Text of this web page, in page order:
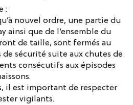
:
nouvel ordre, une partie du
ainsi que de l’ensemble du
de taille, sont fermés au
sécurité suite aux chutes de
consécutifs aux épisodes
il est important de respecter
vigilants.